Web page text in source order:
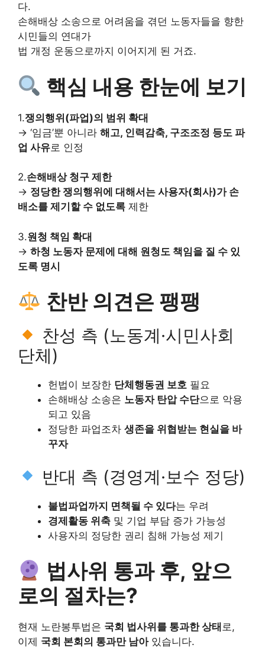
다.
손해배상 소송으로 어려움을 겪던 노동자들을 향한
시민들의 연대가
법 개정 운동으로까지 이어지게 된 거죠.
핵심 내용 한눈에 보기
1.쟁의행위(파업)의 범위 확대
→ ‘임금’뿐 아니라 해고, 인력감축, 구조조정 등도 파
업 사유로 인정
2.손해배상 청구 제한
→ 정당한 쟁의행위에 대해서는 사용자(회사)가 손
배소를 제기할 수 없도록 제한
3.원청 책임 확대
→ 하청 노동자 문제에 대해 원청도 책임을 질 수 있
도록 명시
찬반 의견은 팽팽
찬성 측 (노동계·시민사회
단체)
헌법이 보장한 단체행동권 보호 필요
손해배상 소송은 노동자 탄압 수단으로 악용
되고 있음
정당한 파업조차 생존을 위협받는 현실을 바
꾸자
반대 측 (경영계·보수 정당)
불법파업까지 면책될 수 있다는 우려
경제활동 위축 및 기업 부담 증가 가능성
사용자의 정당한 권리 침해 가능성 제기
법사위 통과 후, 앞으
로의 절차는?
현재 노란봉투법은 국회 법사위를 통과한 상태 로,
이제 국회 본회의 통과만 남아있습니다.